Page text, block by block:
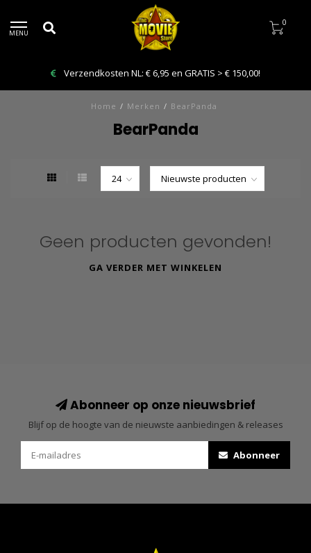
MENU
0
Verzendkosten NL: € 6,95 en GRATIS > € 150,00!
Home / Merken / BearPanda
BearPanda
Geen producten gevonden!
GA VERDER MET WINKELEN
Abonneer op onze nieuwsbrief
Blijf op de hoogte van de nieuwste aanbiedingen & releases
Abonneer